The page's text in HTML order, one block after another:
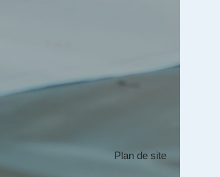
Plan de site